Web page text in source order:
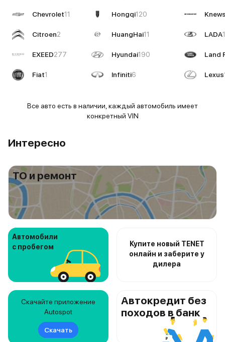
Chevrolet11
Citroen2
EXEED277
Fiat1
Hongqi120
HuangHai11
Hyundai190
Infiniti6
LADA
Land
Lexus
Все авто есть в наличии, каждый автомобиль имеет
конкретный VIN
Интересно
ТО и ремонт
Автомобили
с пробегом
Купите новый TENET
онлайн и заберите у
дилера
Скачайте приложение
Autospot
Скачать
Автокредит без
походов в банк